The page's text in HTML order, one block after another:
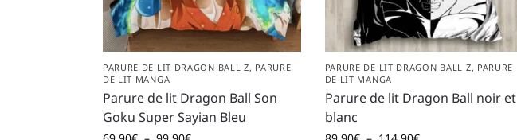
PARURE DE LIT DRAGON BALL Z, PARURE
DE LIT MANGA
Parure de lit Dragon Ball Son
Goku Super Sayian Bleu
PARURE DE LIT DRAGON BALL Z, PARURE
DE LIT MANGA
Parure de lit Dragon Ball noir et
blanc